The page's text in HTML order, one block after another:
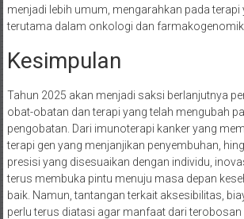
menjadi lebih umum, mengarahkan pada terapi
terutama dalam onkologi dan farmakogenomik.
Kesimpulan
Tahun 2025 akan menjadi saksi berlanjutnya
obat-obatan dan terapi yang telah mengubah
pengobatan. Dari imunoterapi kanker yang
terapi gen yang menjanjikan penyembuhan,
presisi yang disesuaikan dengan individu,
terus membuka pintu menuju masa depan
baik. Namun, tantangan terkait aksesibilitas,
perlu terus diatasi agar manfaat dari